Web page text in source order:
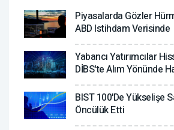
Piyasalarda Gözler
ABD Istihdam Verisinde
Yabancı Yatırımcılar
DİBS'te Alım Yönünde
BIST 100'de Yükselişe
Öncülük Etti